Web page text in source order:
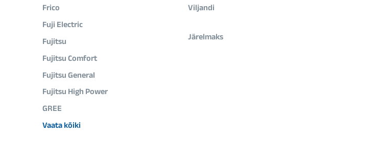
Frico
Fuji Electric
Fujitsu
Fujitsu Comfort
Fujitsu General
Fujitsu High Power
GREE
Vaata kõiki
Viljandi
Järelmaks